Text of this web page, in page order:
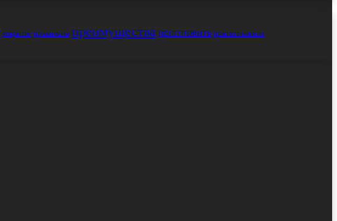
открытие правильно преимущества приготовить приготовления